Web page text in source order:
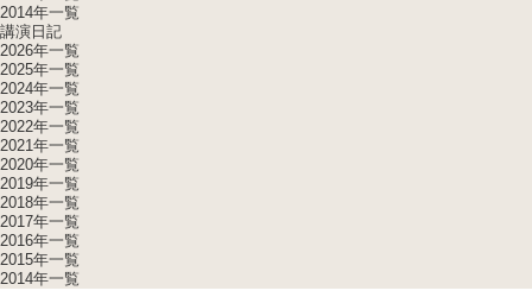
2014年一覧
講演日記
2026年一覧
2025年一覧
2024年一覧
2023年一覧
2022年一覧
2021年一覧
2020年一覧
2019年一覧
2018年一覧
2017年一覧
2016年一覧
2015年一覧
2014年一覧